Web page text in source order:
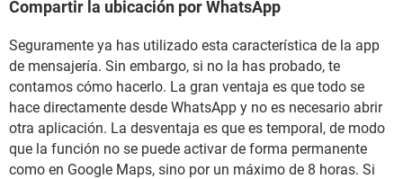
Compartir la ubicación por WhatsApp
Seguramente ya has utilizado esta característica de la app
de mensajería. Sin embargo, si no la has probado, te
contamos cómo hacerlo. La gran ventaja es que todo se
hace directamente desde WhatsApp y no es necesario abrir
otra aplicación. La desventaja es que es temporal, de modo
que la función no se puede activar de forma permanente
como en Google Maps, sino por un máximo de 8 horas. Si